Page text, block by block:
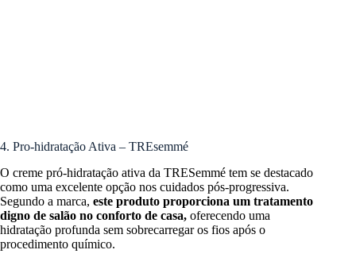
4. Pro-hidratação Ativa – TREsemmé
O creme pró-hidratação ativa da TRESemmé tem se destacado
como uma excelente opção nos cuidados pós-progressiva.
Segundo a marca, este produto proporciona um tratamento
digno de salão no conforto de casa, oferecendo uma
hidratação profunda sem sobrecarregar os fios após o
procedimento químico.